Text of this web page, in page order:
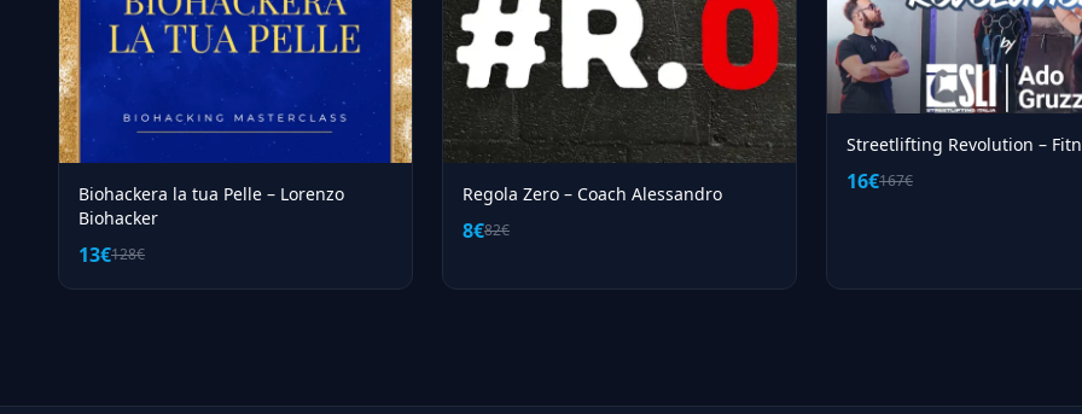
Biohackera la tua Pelle – Lorenzo
Biohacker
13€128€
Regola Zero – Coach Alessandro
8€82€
Streetlifting Revolution –
16€167€